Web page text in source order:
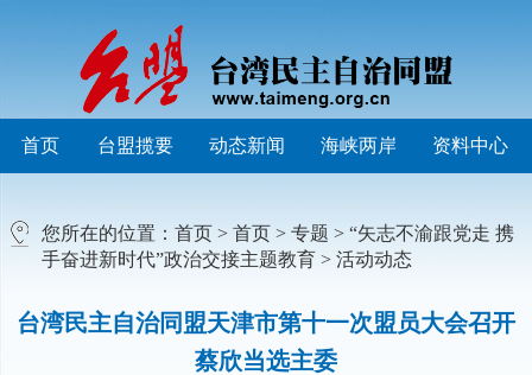
首页 台盟揽要 动态新闻 海峡两岸 资料中心
您所在的位置： 首页> 首页> 专题 > “矢志不渝跟党走 携
手奋进新时代”政治交接主题教育> 活动动态
台湾民主自治同盟天津市第十一次盟员大会召开
蔡欣当选主委